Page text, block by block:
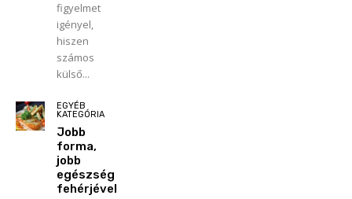
figyelmet
igényel,
hiszen
számos
külső...
EGYÉB
KATEGÓRIA
Jobb
forma,
jobb
egészség
fehérjével